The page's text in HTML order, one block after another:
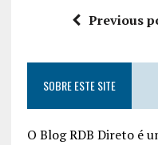
Previous
SOBRE ESTE SITE
O Blog RDB Direto é